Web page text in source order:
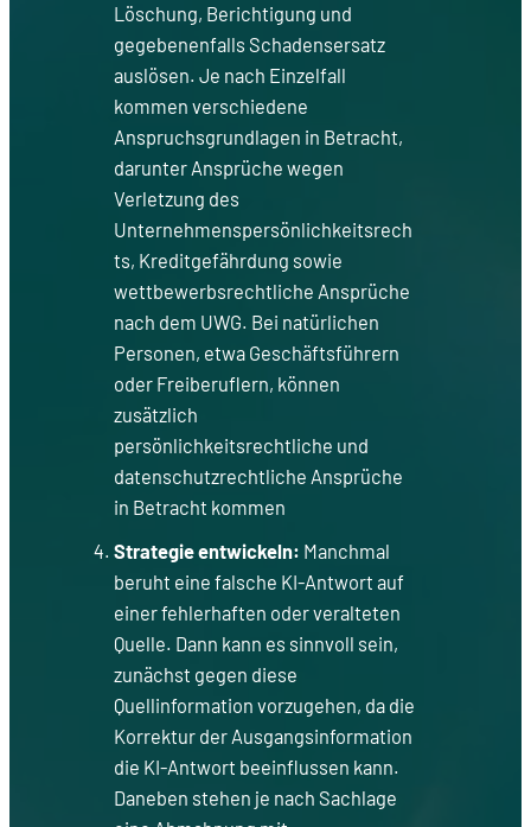
Löschung, Berichtigung und
gegebenenfalls Schadensersatz
auslösen. Je nach Einzelfall
kommen verschiedene
Anspruchsgrundlagen in Betracht,
darunter Ansprüche wegen
Verletzung des
Unternehmenspersönlichkeitsrech
ts, Kreditgefährdung sowie
wettbewerbsrechtliche Ansprüche
nach dem UWG. Bei natürlichen
Personen, etwa Geschäftsführern
oder Freiberuflern, können
zusätzlich
persönlichkeitsrechtliche und
datenschutzrechtliche Ansprüche
in Betracht kommen
Strategie entwickeln: Manchmal
beruht eine falsche KI-Antwort auf
einer fehlerhaften oder veralteten
Quelle. Dann kann es sinnvoll sein,
zunächst gegen diese
Quellinformation vorzugehen, da die
Korrektur der Ausgangsinformation
die KI-Antwort beeinflussen kann.
Daneben stehen je nach Sachlage